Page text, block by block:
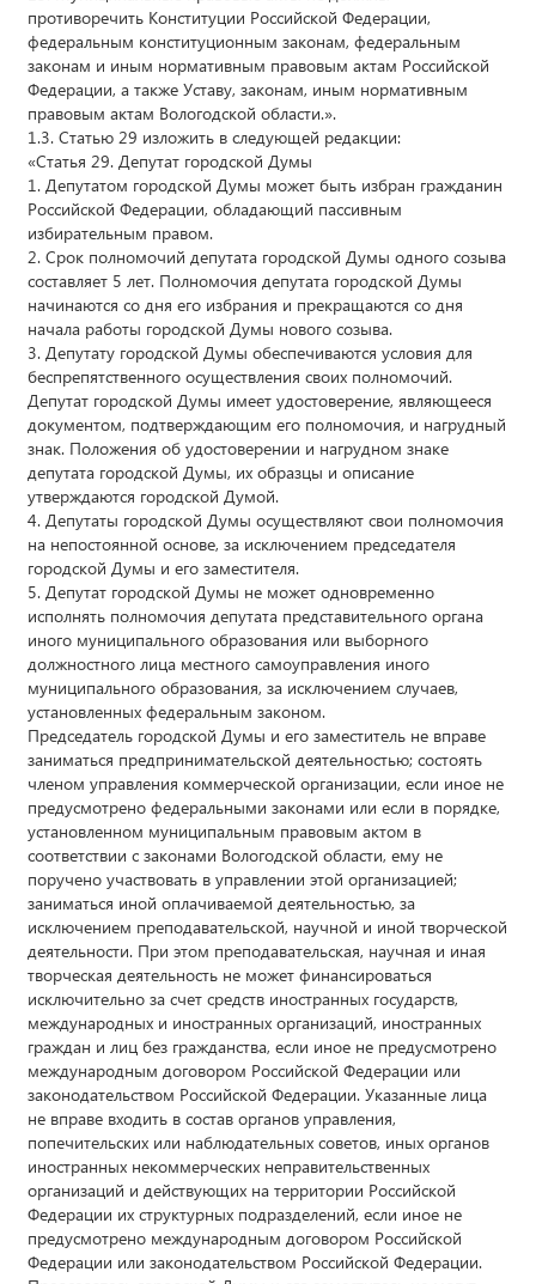
противоречить Конституции Российской Федерации,
федеральным конституционным законам, федеральным
законам и иным нормативным правовым актам Российской
Федерации, а также Уставу, законам, иным нормативным
правовым актам Вологодской области.».
1.3. Статью 29 изложить в следующей редакции:
«Статья 29. Депутат городской Думы
1. Депутатом городской Думы может быть избран гражданин
Российской Федерации, обладающий пассивным
избирательным правом.
2. Срок полномочий депутата городской Думы одного созыва
составляет 5 лет. Полномочия депутата городской Думы
начинаются со дня его избрания и прекращаются со дня
начала работы городской Думы нового созыва.
3. Депутату городской Думы обеспечиваются условия для
беспрепятственного осуществления своих полномочий.
Депутат городской Думы имеет удостоверение, являющееся
документом, подтверждающим его полномочия, и нагрудный
знак. Положения об удостоверении и нагрудном знаке
депутата городской Думы, их образцы и описание
утверждаются городской Думой.
4. Депутаты городской Думы осуществляют свои полномочия
на непостоянной основе, за исключением председателя
городской Думы и его заместителя.
5. Депутат городской Думы не может одновременно
исполнять полномочия депутата представительного органа
иного муниципального образования или выборного
должностного лица местного самоуправления иного
муниципального образования, за исключением случаев,
установленных федеральным законом.
Председатель городской Думы и его заместитель не вправе
заниматься предпринимательской деятельностью; состоять
членом управления коммерческой организации, если иное не
предусмотрено федеральными законами или если в порядке,
установленном муниципальным правовым актом в
соответствии с законами Вологодской области, ему не
поручено участвовать в управлении этой организацией;
заниматься иной оплачиваемой деятельностью, за
исключением преподавательской, научной и иной творческой
деятельности. При этом преподавательская, научная и иная
творческая деятельность не может финансироваться
исключительно за счет средств иностранных государств,
международных и иностранных организаций, иностранных
граждан и лиц без гражданства, если иное не предусмотрено
международным договором Российской Федерации или
законодательством Российской Федерации. Указанные лица
не вправе входить в состав органов управления,
попечительских или наблюдательных советов, иных органов
иностранных некоммерческих неправительственных
организаций и действующих на территории Российской
Федерации их структурных подразделений, если иное не
предусмотрено международным договором Российской
Федерации или законодательством Российской Федерации.